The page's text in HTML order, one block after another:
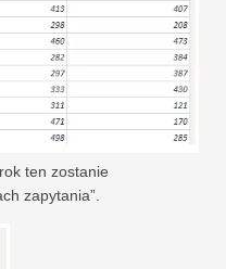
ten zostanie
zapytania”.